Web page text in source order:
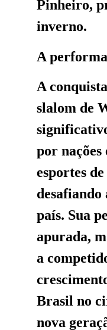
Pinheiro,
inverno.
A
A
slalom de
por
esportes
desafiando
país. Sua
apurada,
a
Brasil no
nova